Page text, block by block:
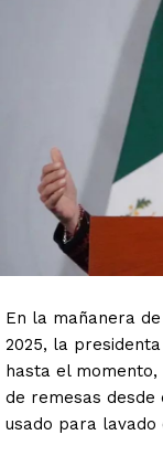
En la mañanera
2025, la
hasta el momento,
de remesas desde
usado para lavado